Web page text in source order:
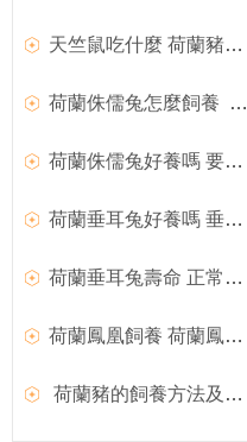
天竺鼠吃什麼 荷蘭豬寶寶的喂養
荷蘭侏儒兔怎麼飼養 一日三次喂食飼料
荷蘭侏儒兔好養嗎 要有充足的食物
荷蘭垂耳兔好養嗎 垂耳兔是夜貓子
荷蘭垂耳兔壽命 正常壽命在10年左右
荷蘭鳳凰飼養 荷蘭鳳凰飼養時可以成對飼養
荷蘭豬的飼養方法及注意事項